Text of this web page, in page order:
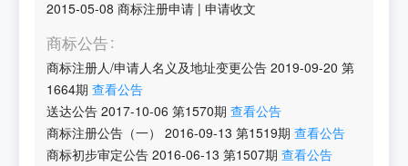
2015-05-08 商标注册申请 |申请收文
商标公告
商标注册人/申请人名义及地址变更公告 2019-09-20 第
1664期 查看公告
送达公告 2017-10-06 第1570期 查看公告
商标注册公告（一）
2016-09-13 第1519期 查看公告
商标初步审定公告 2016-06-13 第1507期 查看公告